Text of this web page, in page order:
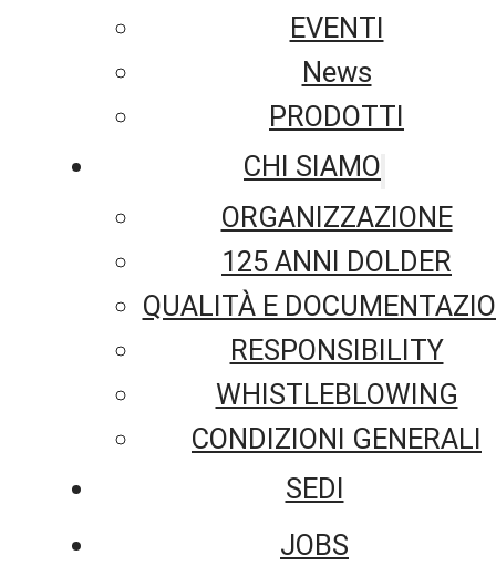
EVENTI
News
PRODOTTI
CHI SIAMO
ORGANIZZAZIONE
125 ANNI DOLDER
QUALITÀ E
RESPONSIBILITY
WHISTLEBLOWING
CONDIZIONI GENERALI
SEDI
JOBS